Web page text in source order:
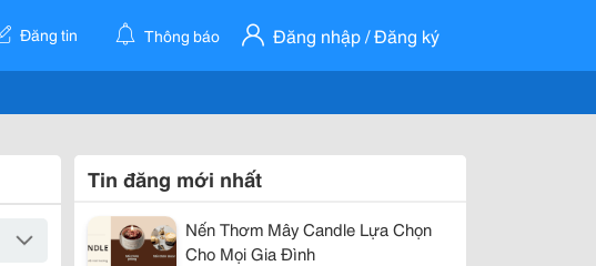
Đăng tin Thông báo Đăng nhập / Đăng ký
Tin đăng mới nhất
Nến Thơm Mây Candle Lựa Chọn
Cho Mọi Gia Đình